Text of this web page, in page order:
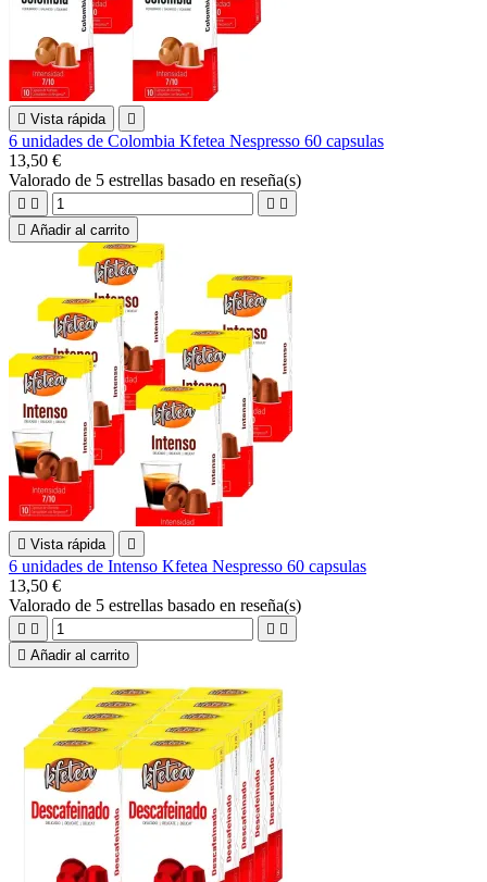
 Vista rápida 
6 unidades de Colombia Kfetea Nespresso 60 capsulas
13,50 €
Valorado de 5 estrellas basado en reseña(s)
   
 Añadir al carrito
 Vista rápida 
6 unidades de Intenso Kfetea Nespresso 60 capsulas
13,50 €
Valorado de 5 estrellas basado en reseña(s)
   
 Añadir al carrito